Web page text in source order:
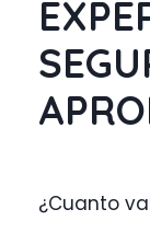
¿Cuanto